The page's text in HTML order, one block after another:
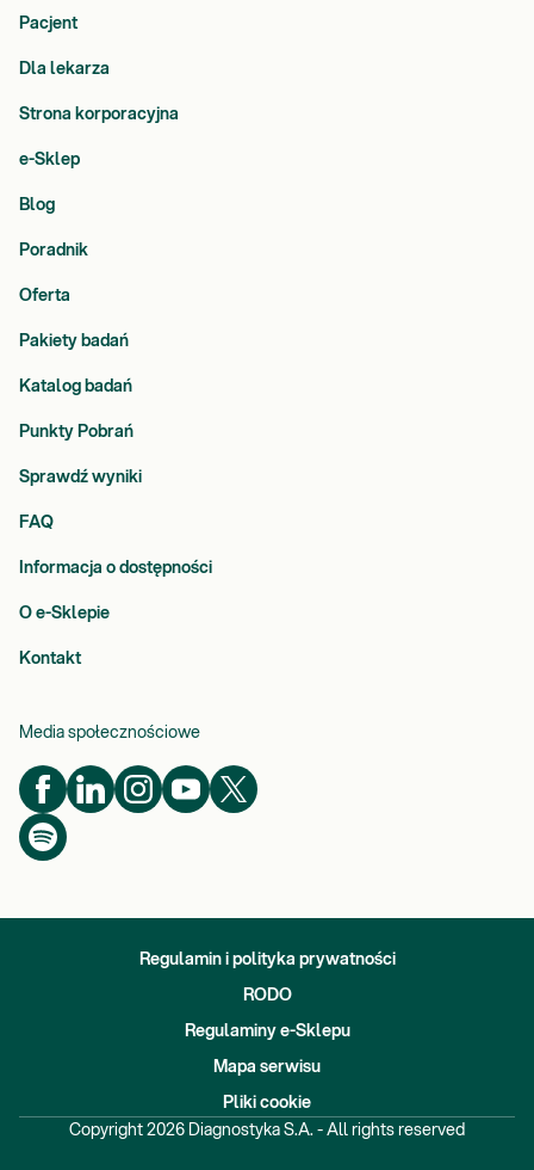
Pacjent
Dla lekarza
Strona korporacyjna
e-Sklep
Blog
Poradnik
Oferta
Pakiety badań
Katalog badań
Punkty Pobrań
Sprawdź wyniki
FAQ
Informacja o dostępności
O e-Sklepie
Kontakt
Media społecznościowe
Regulamin i polityka prywatności
RODO
Regulaminy e-Sklepu
Mapa serwisu
Pliki cookie
Copyright 2026 Diagnostyka S.A. - All rights reserved